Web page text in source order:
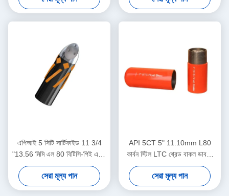
এপিআই 5 সিটি সার্টিফাইড 11 3/4
"13.56 মিমি এল 80 বিটিসি-পিই একক
ভালভ এক্সেনট্রিক নস অ্যালুমিনিয়াম খাদ
ফ্লোট জুতা তেল ও গ্যাস শিল্পের জন্য
সেরা মূল্য পান
API 5CT 5" 11.10mm L80
কার্বন স্টিল LTC থ্রেড বাকল ডাবল-
ভালভ অটো-ফিল ফ্লোট কলার হাই-
প্রেসার সিমেন্টিং টুল
সেরা মূল্য পান